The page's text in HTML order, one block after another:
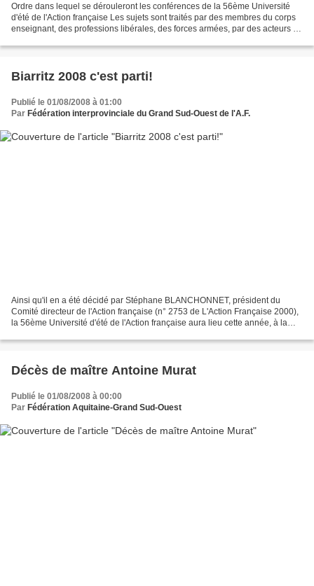
Ordre dans lequel se dérouleront les conférences de la 56ème Université
d'été de l'Action française Les sujets sont traités par des membres du corps
enseignant, des professions libérales, des forces armées, par des acteurs et
Biarritz 2008 c'est parti!
Publié le 01/08/2008 à 01:00
Par Fédération interprovinciale du Grand Sud-Ouest de l'A.F.
Ainsi qu'il en a été décidé par Stéphane BLANCHONNET, président du
Comité directeur de l'Action française (n° 2753 de L'Action Française 2000),
la 56ème Université d'été de l'Action française aura lieu cette année, à la
Décès de maître Antoine Murat
Publié le 01/08/2008 à 00:00
Par Fédération Aquitaine-Grand Sud-Ouest